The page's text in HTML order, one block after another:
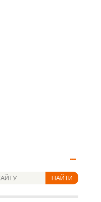
НАЙТИ